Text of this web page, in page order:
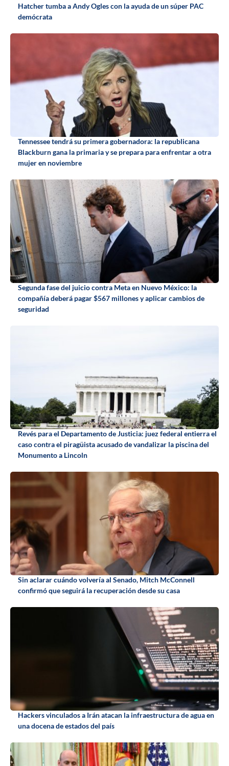
Hatcher tumba a Andy Ogles con la ayuda de un súper PAC
demócrata
Tennessee tendrá su primera gobernadora: la republicana
Blackburn gana la primaria y se prepara para enfrentar a otra
mujer en noviembre
Segunda fase del juicio contra Meta en Nuevo México: la
compañía deberá pagar $567 millones y aplicar cambios de
seguridad
Revés para el Departamento de Justicia: juez federal entierra el
caso contra el piragüista acusado de vandalizar la piscina del
Monumento a Lincoln
Sin aclarar cuándo volvería al Senado, Mitch McConnell
confirmó que seguirá la recuperación desde su casa
Hackers vinculados a Irán atacan la infraestructura de agua en
una docena de estados del país